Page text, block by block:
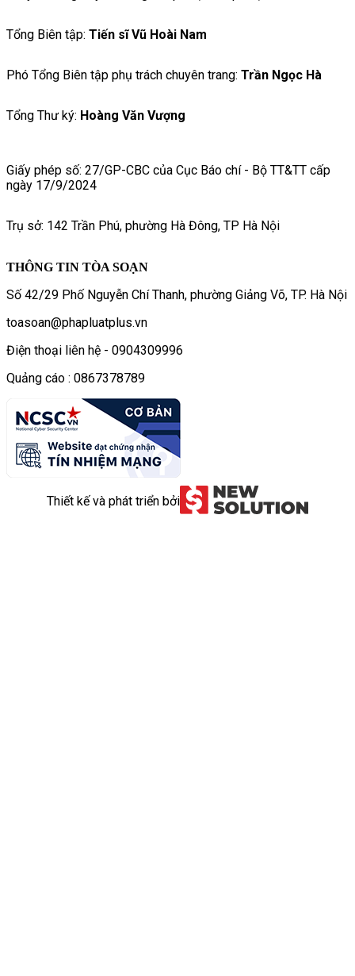
Tổng Biên tập: Tiến sĩ Vũ Hoài Nam
Phó Tổng Biên tập phụ trách chuyên trang: Trần Ngọc Hà
Tổng Thư ký: Hoàng Văn Vượng
Giấy phép số: 27/GP-CBC của Cục Báo chí - Bộ TT&TT cấp
ngày 17/9/2024
Trụ sở: 142 Trần Phú, phường Hà Đông, TP Hà Nội
THÔNG TIN TÒA SOẠN
Số 42/29 Phố Nguyễn Chí Thanh, phường Giảng Võ, TP. Hà Nội
toasoan@phapluatplus.vn
Điện thoại liên hệ - 0904309996
Quảng cáo : 0867378789
Thiết kế và phát triển bởi